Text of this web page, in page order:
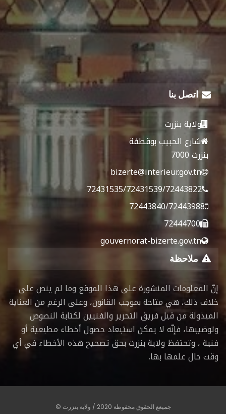
اتصل بنا
ولاية بنزرت
شارع الحبيب بوقطفة
بنزرت 7000
bizerte@interieur.gov.tn
72431535/72431539/72443822
72443840/72443988
72444700
gouvernorat-bizerte.gov.tn
ملاحظة
إنّ المعلومات المنشورة على هذا الموقع وما لم ينص على
خلاف ذلك، هي متاحة بموجب القانون، وعلى الرغم من العناية
المبذولة من قبل فريق التحرير والفنيين لكتابة النصوص
وتوضيبها، فإنّه لا يمكن استبعاد حصول أخطاء مطبعية أو
فنية ، وتحتفظ ولاية بنزرت بحق تصحيح هذه الأخطاء في أي
وقت حال علمها بها.
جميعع الحقوق محفوظة 2020 / ولاية بنزرت ©